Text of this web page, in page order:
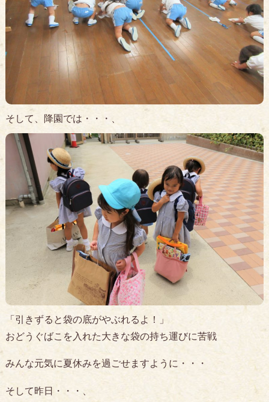
そして、降園では・・・、
「引きずると袋の底がやぶれるよ！」
おどうぐばこを入れた大きな袋の持ち運びに苦戦
みんな元気に夏休みを過ごせますように・・・
そして昨日・・・、